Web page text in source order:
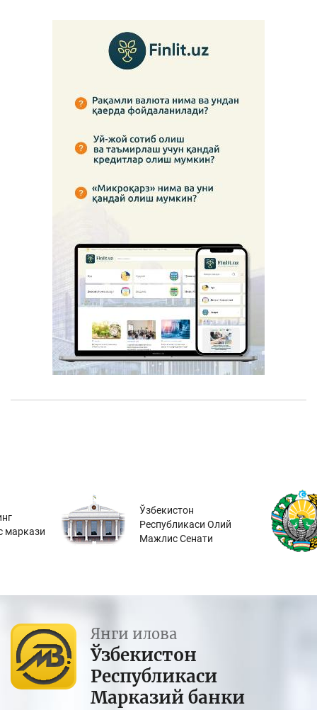
маркази
Ўзбекистон
Республикаси Олий
Мажлис Сенати
Янги илова
Ўзбекистон
Республикаси
Марказий банки